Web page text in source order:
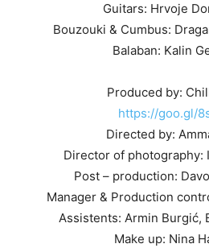
Guitars: Hrvoje
Bouzouki & Cumbus:
Balaban: Kalin
Produced by:
https://goo.gl/
Directed by:
Director of photography:
Post – production:
Manager & Production
Assistents: Armin Burgić,
Make up: Nina